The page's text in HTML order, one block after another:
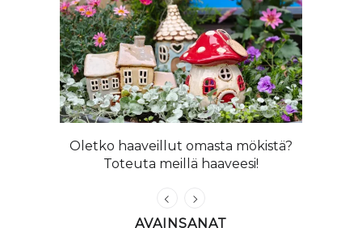
Oletko haaveillut omasta mökistä?
Toteuta meillä haaveesi!
AVAINSANAT